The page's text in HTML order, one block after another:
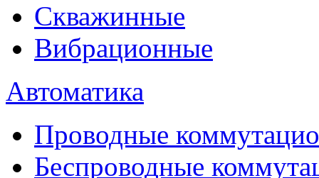
Скважинные
Вибрационные
Автоматика
Проводные
Беспроводные